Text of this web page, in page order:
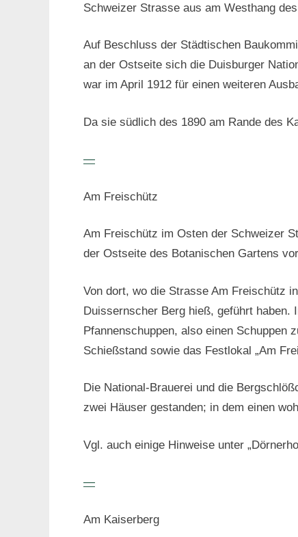
Schweizer Strasse aus am Westhang
Auf Beschluss der Städtischen
an der Ostseite sich die Duisburger
war im April 1912 für einen weiteren
Da sie südlich des 1890 am Rande des
—
Am Freischütz
Am Freischütz im Osten der Schweizer
der Ostseite des Botanischen Gartens
Von dort, wo die Strasse Am Freischütz
Duissernscher Berg hieß, geführt haben.
Pfannenschuppen, also einen Schuppen
Schießstand sowie das Festlokal „Am
Die National-Brauerei und die
zwei Häuser gestanden; in dem einen
Vgl. auch einige Hinweise unter
—
Am Kaiserberg